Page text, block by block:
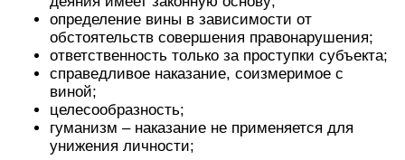
определение вины в зависимости от
обстоятельств совершения правонарушения;
ответственность только за проступки субъекта;
справедливое наказание, соизмеримое с
виной;
целесообразность;
гуманизм – наказание не применяется для
унижения личности;